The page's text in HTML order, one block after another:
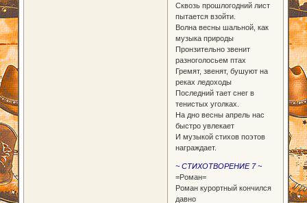
Сквозь прошлогодний лист
пытается взойти.
Волна весны шальной, как
музыка природы
Пронзительно звенит
разноголосьем птах
Гремят, звенят, бушуют на
реках ледоходы
Последний тает снег в
тенистых уголках.
На дно весны апрель нас
быстро увлекает
И музыкой стихов поэтов
награждает.
~ СТИХОТВОРЕНИЕ 7 ~
=Роман=
Роман курортный кончился
давно